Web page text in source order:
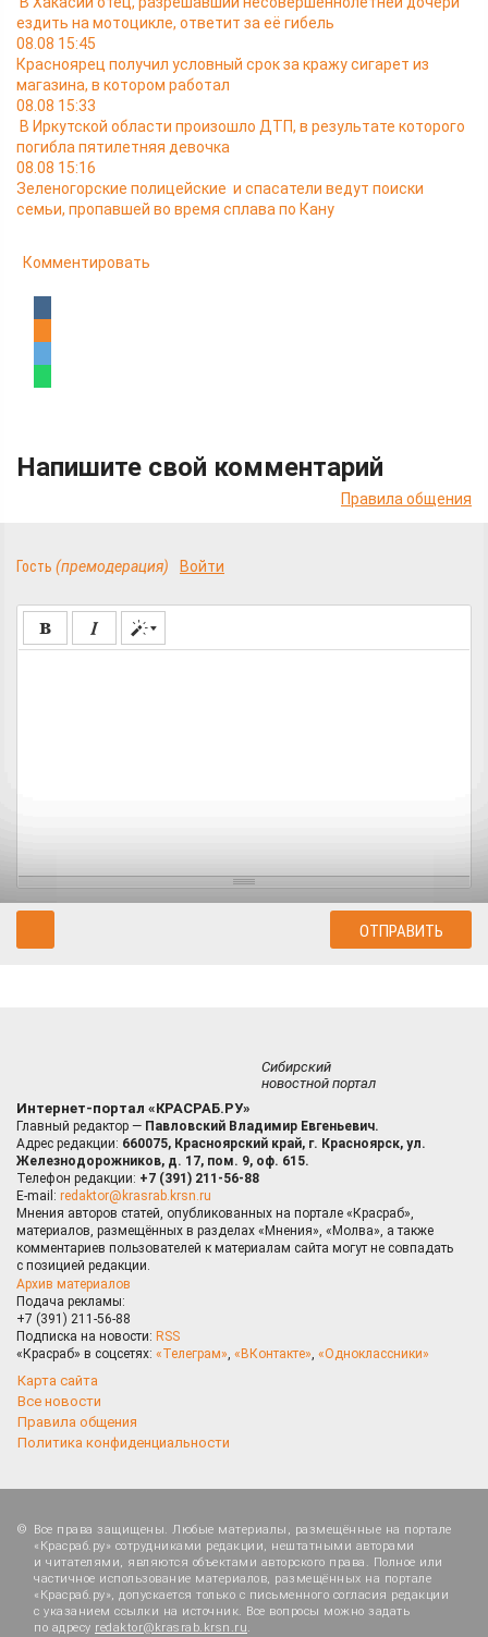
ездить на мотоцикле, ответит за её гибель
08.08 15:45
Красноярец получил условный срок за кражу сигарет из
магазина, в котором работал
08.08 15:33
В Иркутской области произошло ДТП, в результате которого
погибла пятилетняя девочка
08.08 15:16
Зеленогорские полицейские и спасатели ведут поиски
семьи, пропавшей во время сплава по Кану
Комментировать
Напишите свой комментарий
Правила общения
Гость (премодерация) Войти
Сибирский
новостной портал
Интернет-портал «КРАСРАБ.РУ»
Главный редактор — Павловский Владимир Евгеньевич.
Адрес редакции: 660075, Красноярский край, г. Красноярск, ул.
Железнодорожников, д. 17, пом. 9, оф. 615.
Телефон редакции: +7 (391) 211-56-88
E-mail: redaktor@krasrab.krsn.ru
Мнения авторов статей, опубликованных на портале «Красраб»,
материалов, размещённых в разделах «Мнения», «Молва», а также
комментариев пользователей к материалам сайта могут не совпадать
с позицией редакции.
Архив материалов
Подача рекламы:
+7 (391) 211-56-88
Подписка на новости: RSS
«Красраб» в соцсетях: «Телеграм», «ВКонтакте», «Одноклассники»
Карта сайта
Все новости
Правила общения
Политика конфиденциальности
Все права защищены. Любые материалы, размещённые на портале
«Красраб.ру» сотрудниками редакции, нештатными авторами
и читателями, являются объектами авторского права. Полное или
частичное использование материалов, размещённых на портале
«Красраб.ру», допускается только с письменного согласия редакции
с указанием ссылки на источник. Все вопросы можно задать
по адресу redaktor@krasrab.krsn.ru.